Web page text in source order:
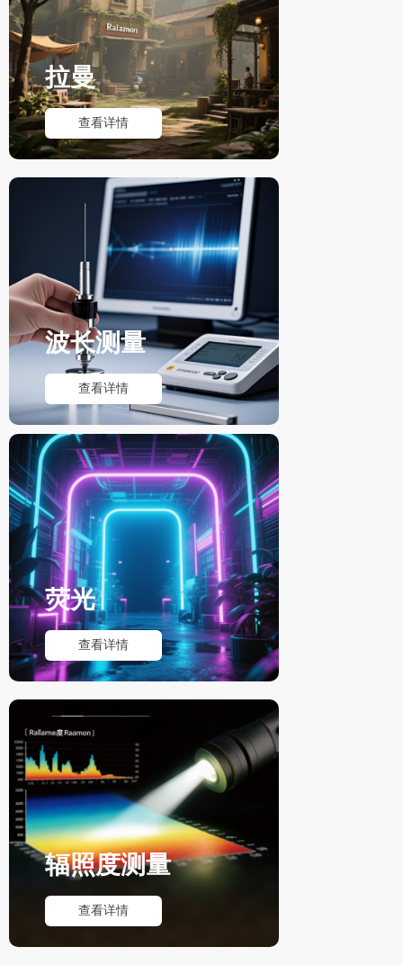
波长测量
查看详情
拉曼
查看详情
辐照度测量
查看详情
荧光
查看详情